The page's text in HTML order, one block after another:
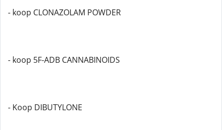
- koop CLONAZOLAM POWDER
- koop 5F-ADB CANNABINOIDS
- Koop DIBUTYLONE